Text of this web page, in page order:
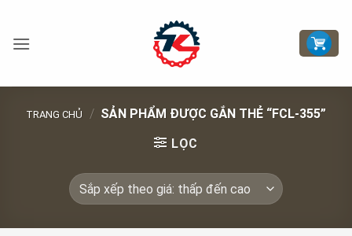
nội
TRANG CHỦ / SẢN PHẨM ĐƯỢC GẮN THẺ “FCL-355”
LỌC